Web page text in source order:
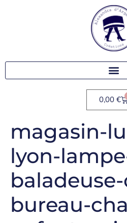
0,00 €
magasin-
lyon-
bureau-